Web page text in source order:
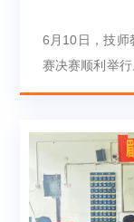
6月10日，技师
赛决赛顺利举
强化中级工阶
赛紧密对接动
高度契合的实
操作流程规范
力。比赛现场